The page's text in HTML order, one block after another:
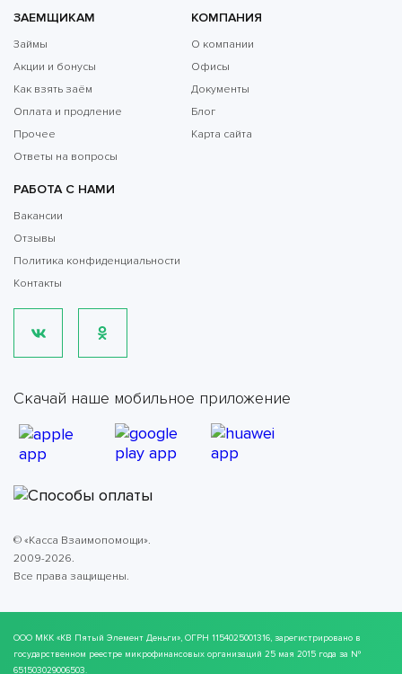
ЗАЕМЩИКАМ
Займы
Акции и бонусы
Как взять заём
Оплата и продление
Прочее
Ответы на вопросы
КОМПАНИЯ
О компании
Офисы
Документы
Блог
Карта сайта
РАБОТА С НАМИ
Вакансии
Отзывы
Политика конфиденциальности
Контакты
Скачай наше мобильное приложение
© «Касса Взаимопомощи».
2009-2026.
Все права защищены.
ООО МКК «КВ Пятый Элемент Деньги», ОГРН 1154025001316, зарегистрировано в
государственном реестре микрофинансовых организаций 25 мая 2015 года за №
651503029006503.